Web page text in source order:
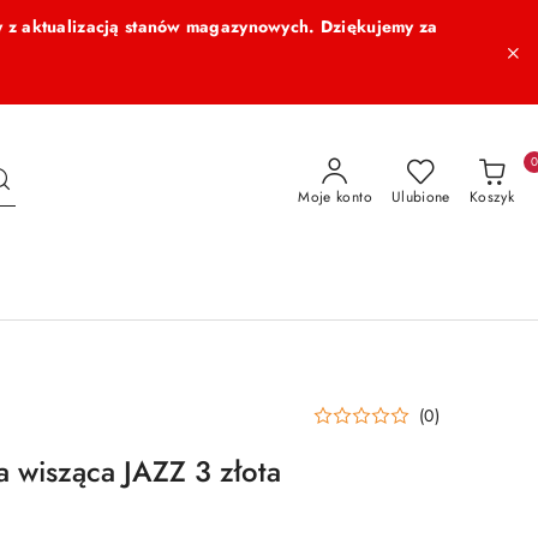
aktualizacją stanów magazynowych. Dziękujemy za
Moje konto Ulubione Koszyk
0
(0)
wisząca JAZZ 3 złota